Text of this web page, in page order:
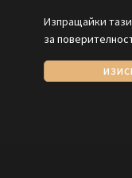
Изпращайки
за